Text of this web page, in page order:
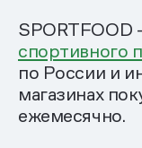
спортивного
по России и
магазинах
ежемесячно.